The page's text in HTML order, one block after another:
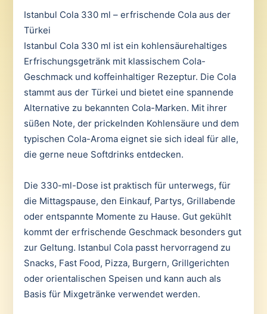
Istanbul Cola 330 ml – erfrischende Cola aus der
Türkei
Istanbul Cola 330 ml ist ein kohlensäurehaltiges
Erfrischungsgetränk mit klassischem Cola-
Geschmack und koffeinhaltiger Rezeptur. Die Cola
stammt aus der Türkei und bietet eine spannende
Alternative zu bekannten Cola-Marken. Mit ihrer
süßen Note, der prickelnden Kohlensäure und dem
typischen Cola-Aroma eignet sie sich ideal für alle,
die gerne neue Softdrinks entdecken.
Die 330-ml-Dose ist praktisch für unterwegs, für
die Mittagspause, den Einkauf, Partys, Grillabende
oder entspannte Momente zu Hause. Gut gekühlt
kommt der erfrischende Geschmack besonders gut
zur Geltung. Istanbul Cola passt hervorragend zu
Snacks, Fast Food, Pizza, Burgern, Grillgerichten
oder orientalischen Speisen und kann auch als
Basis für Mixgetränke verwendet werden.